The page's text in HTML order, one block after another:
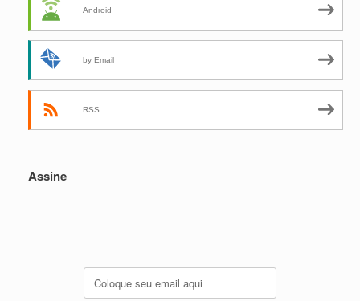
Android
by Email
RSS
Assine